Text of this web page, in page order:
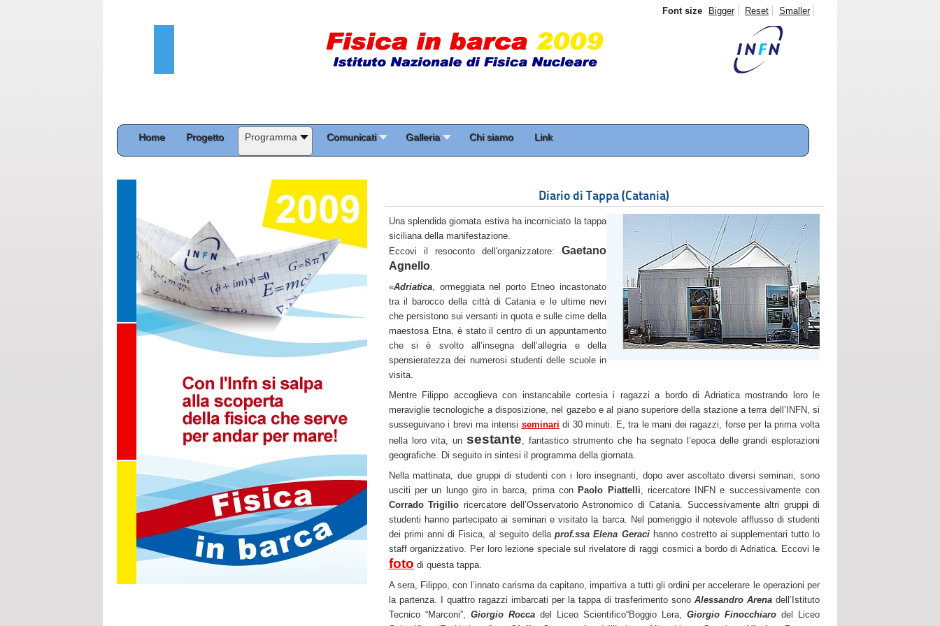
Font size Bigger Reset Smaller
Home Progetto Programma Comunicati Galleria Chi siamo Link
Diario di Tappa (Catania)
Una splendida giornata estiva ha incorniciato la tappa
siciliana della manifestazione.
Eccovi il resoconto dell'organizzatore: Gaetano
Agnello.
«Adriatica, ormeggiata nel porto Etneo incastonato
tra il barocco della città di Catania e le ultime nevi
che persistono sui versanti in quota e sulle cime della
maestosa Etna, è stato il centro di un appuntamento
che si è svolto all’insegna dell’allegria e della
spensieratezza dei numerosi studenti delle scuole in
visita.
Mentre Filippo accoglieva con instancabile cortesia i ragazzi a bordo di Adriatica mostrando loro le
meraviglie tecnologiche a disposizione, nel gazebo e al piano superiore della stazione a terra dell’INFN, si
susseguivano i brevi ma intensi seminari di 30 minuti. E, tra le mani dei ragazzi, forse per la prima volta
nella loro vita, un sestante , fantastico strumento che ha segnato l’epoca delle grandi esplorazioni
geografiche. Di seguito in sintesi il programma della giornata.
Nella mattinata, due gruppi di studenti con i loro insegnanti, dopo aver ascoltato diversi seminari, sono
usciti per un lungo giro in barca, prima conPaolo Piattelli , ricercatore INFN e successivamente con
Corrado Trigilio ricercatore dell’Osservatorio Astronomico di Catania. Successivamente altri gruppi di
studenti hanno partecipato ai seminari e visitato la barca. Nel pomeriggio il notevole afflusso di studenti
dei primi anni di Fisica, al seguito dellaprof.ssa Elena Geracihanno costretto ai supplementari tutto lo
staff organizzativo. Per loro lezione speciale sul rivelatore di raggi cosmici a bordo di Adriatica. Eccovi le
foto di questa tappa.
A sera, Filippo, con l’innato carisma da capitano, impartiva a tutti gli ordini per accelerare le operazioni per
la partenza. I quattro ragazzi imbarcati per la tappa di trasferimento sono Alessandro Arena dell’Istituto
Tecnico “Marconi”, Giorgio Roccadel Liceo Scientifico“Boggio Lera, Giorgio Finocchiaro del Liceo